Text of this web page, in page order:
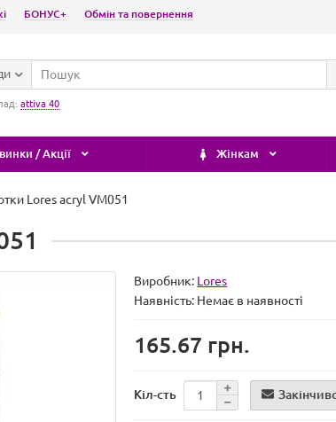
БОНУС+ Обмін та повернення
attiva 40
/ Акції Жінкам
Lores acryl VM051
Виробник: Lores
Наявність: Немає в наявності
165.67 грн.
Кіл-сть